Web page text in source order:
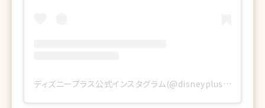
ディズニープラス公式インスタグラム(@disneyplusjp)がシェアした投稿